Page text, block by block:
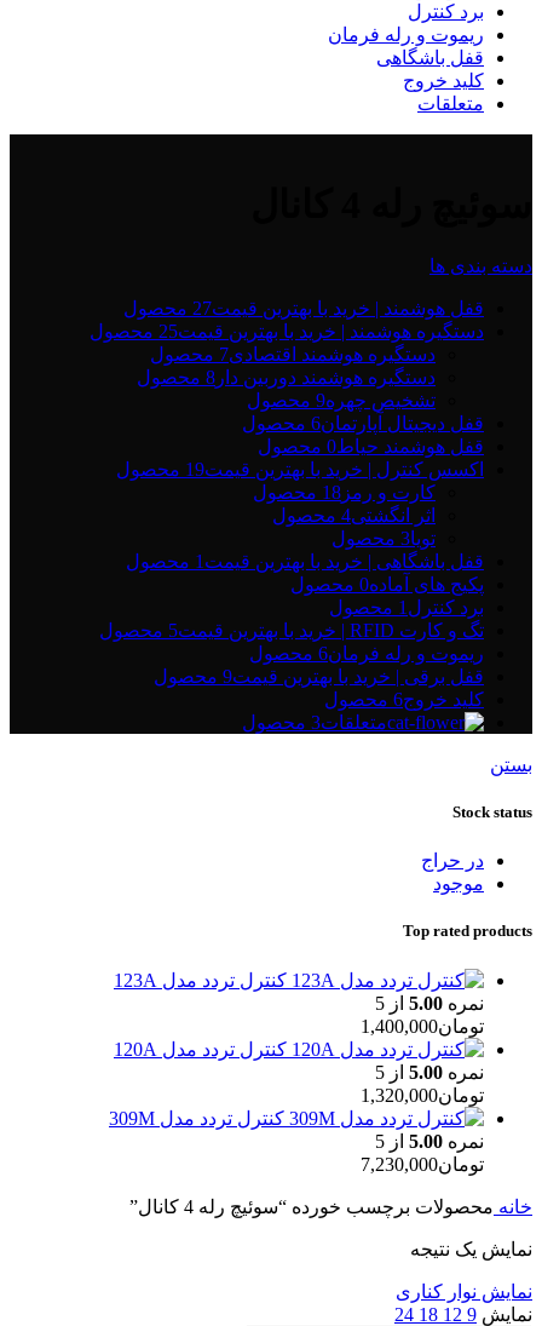
برد کنترل
ریموت و رله فرمان
قفل باشگاهی
کلید خروج
متعلقات
دسته بندی ها
قفل هوشمند | خرید با بهترین قیمت27 محصول
دستگیره هوشمند | خرید با بهترین قیمت25 محصول
دستگیره هوشمند اقتصادی7 محصول
دستگیره هوشمند دوربین دار 8 محصول
تشخیص چهره9 محصول
قفل دیجیتال آپارتمان6 محصول
قفل هوشمند حیاط0 محصول
اکسس کنترل | خرید با بهترین قیمت19 محصول
کارت و رمز 18 محصول
اثر انگشتی4 محصول
تویا3 محصول
قفل باشگاهی | خرید با بهترین قیمت 1 محصول
پکیج های آماده0 محصول
برد کنترل 1 محصول
تگ و کارت RFID | خرید با بهترین قیمت
5 محصول
ریموت و رله فرمان6 محصول
قفل برقی | خرید با بهترین قیمت9 محصول
کلید خروج6 محصول
متعلقات3 محصول
بستن
Stock status
در حراج
موجود
Top rated products
کنترل تردد مدل 123A
نمره 5.00 از 5
تومان1,400,000
کنترل تردد مدل 120A
نمره 5.00 از 5
تومان1,320,000
کنترل تردد مدل 309M
نمره 5.00 از 5
تومان7,230,000
خانه محصولات برچسب خورده “سوئیچ رله 4 کانال”
نمایش یک نتیجه
نمایش نوار کناری
نمایش 9
12
18
24